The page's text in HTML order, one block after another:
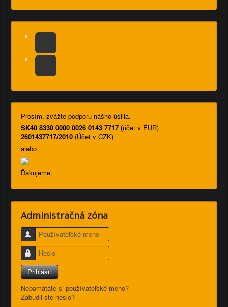
Prosím, zvážte podporu nášho úsilia.
SK40 8330 0000 0026 0143 7717 (účet v EUR)
2601437717/2010 (Účet v CZK)
alebo
Ďakujeme.
Administračná zóna
Používateľské meno
Heslo
Prihlásiť
Nepamätáte si používateľské meno?
Zabudli ste heslo?